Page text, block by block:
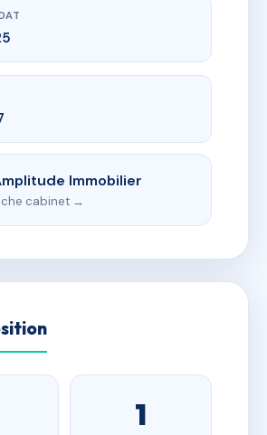
Immobilier
cabinet →
1